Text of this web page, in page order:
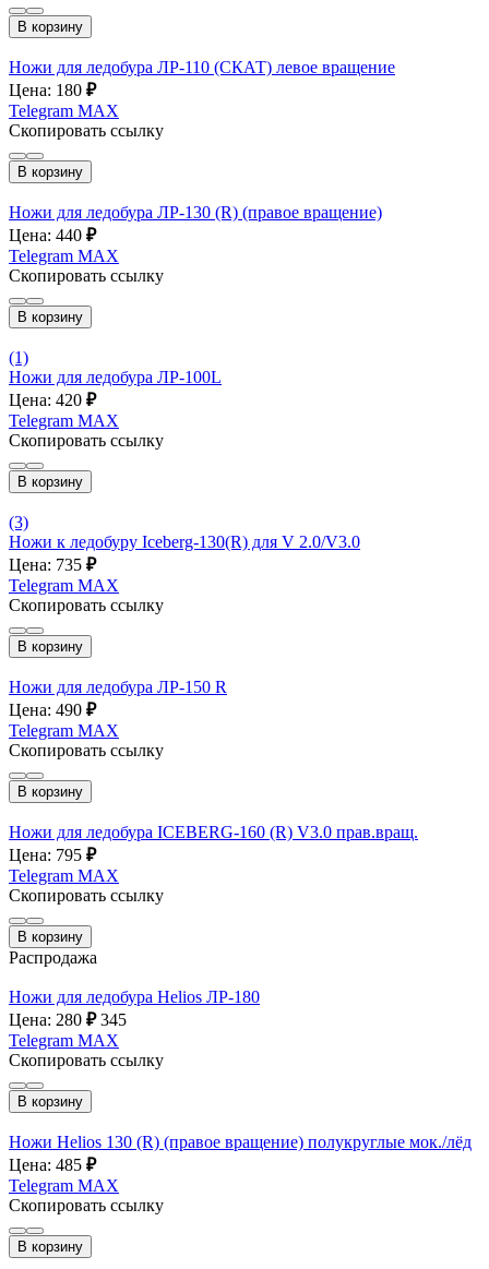
В корзину
Ножи для ледобура ЛР-110 (СКАТ) левое вращение
Цена: 180 ₽
Telegram MAX
Скопировать ссылку
В корзину
Ножи для ледобура ЛР-130 (R) (правое вращение)
Цена: 440 ₽
Telegram MAX
Скопировать ссылку
В корзину
(1)
Ножи для ледобура ЛР-100L
Цена: 420 ₽
Telegram MAX
Скопировать ссылку
В корзину
(3)
Ножи к ледобуру Iceberg-130(R) для V 2.0/V3.0
Цена: 735 ₽
Telegram MAX
Скопировать ссылку
В корзину
Ножи для ледобура ЛР-150 R
Цена: 490 ₽
Telegram MAX
Скопировать ссылку
В корзину
Ножи для ледобура ICEBERG-160 (R) V3.0 прав.вращ.
Цена: 795 ₽
Telegram MAX
Скопировать ссылку
В корзину
Распродажа
Ножи для ледобура Helios ЛР-180
Цена: 280 ₽ 345
Telegram MAX
Скопировать ссылку
В корзину
Ножи Helios 130 (R) (правое вращение) полукруглые мок./лёд
Цена: 485 ₽
Telegram MAX
Скопировать ссылку
В корзину